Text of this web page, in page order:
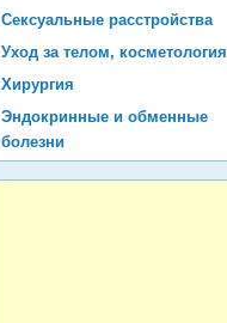
Сексуальные расстройства
Уход за телом, косметология
Хирургия
Эндокринные и обменные
болезни